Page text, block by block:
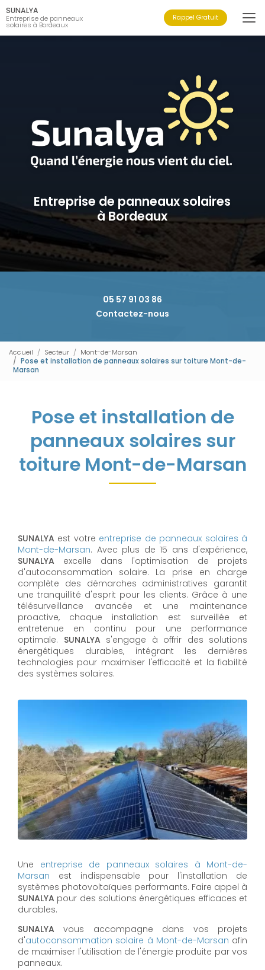
Aller
au
contenu
principal
SUNALYA
Entreprise de panneaux
solaires à Bordeaux
Rappel Gratuit
Entreprise de panneaux solaires
à Bordeaux
05 57 91 03 86
Contactez-nous
Accueil Secteur
Mont-de-Marsan
Pose et installation de panneaux solaires sur toiture Mont-de-
Marsan
Pose et installation de
panneaux solaires sur
toiture Mont-de-Marsan
SUNALYA est votre entreprise de panneaux solaires à
Mont-de-Marsan. Avec plus de 15 ans d'expérience,
SUNALYA excelle dans l'optimisation de projets
d'autoconsommation solaire. La prise en charge
complète des démarches administratives garantit
une tranquillité d'esprit pour les clients. Grâce à une
télésurveillance avancée et une maintenance
proactive, chaque installation est surveillée et
entretenue en continu pour une performance
optimale. SUNALYA s'engage à offrir des solutions
énergétiques durables, intégrant les dernières
technologies pour maximiser l'efficacité et la fiabilité
des systèmes solaires.
Une entreprise de panneaux solaires à Mont-de-
Marsan est indispensable pour l'installation de
systèmes photovoltaïques performants. Faire appel à
SUNALYA pour des solutions énergétiques efficaces et
durables.
SUNALYA vous accompagne dans vos projets
d'autoconsommation solaire à Mont-de-Marsan afin
de maximiser l'utilisation de l'énergie produite par vos
panneaux.